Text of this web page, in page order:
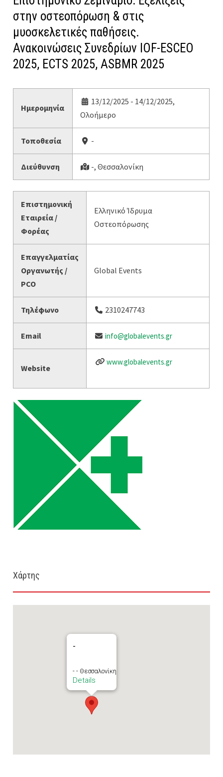
στην οστεοπόρωση & στις
μυοσκελετικές παθήσεις.
Ανακοινώσεις Συνεδρίων IOF-ESCEO
2025, ECTS 2025, ASBMR 2025
Ημερομηνία
13/12/2025 - 14/12/2025,
Ολοήμερο
Τοποθεσία -
Διεύθυνση -, Θεσσαλονίκη
Επιστημονική
Εταιρεία /
Φορέας
Ελληνικό Ίδρυμα
Οστεοπόρωσης
Επαγγελματίας
Οργανωτής /
PCO
Global Events
Τηλέφωνο 2310247743
Email info@globalevents.gr
Website
www.globalevents.gr
Χάρτης
-
- - Θεσσαλονίκη
Details